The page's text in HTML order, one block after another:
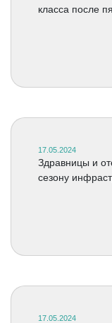
класса после
17.05.2024
Здравницы и
сезону
17.05.2024